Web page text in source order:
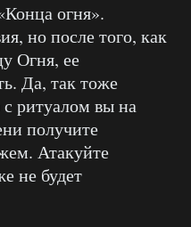
огня».
но после того, как
Огня, ее
Да, так тоже
ритуалом вы на
получите
Атакуйте
не будет